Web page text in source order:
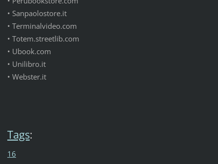
• Sanpaolostore.it
• Terminalvideo.com
• Totem.streetlib.com
• Ubook.com
• Unilibro.it
• Webster.it
Tags:
16